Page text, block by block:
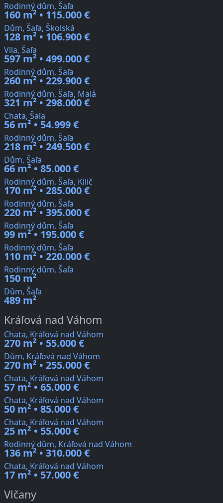
Rodinný dům, Šaľa
160 m² • 115.000 €
Dům, Šaľa, Školská
128 m² • 106.900 €
Vila, Šaľa
597 m² • 499.000 €
Rodinný dům, Šaľa
260 m² • 229.900 €
Rodinný dům, Šaľa, Malá
321 m² • 298.000 €
Chata, Šaľa
56 m² • 54.999 €
Rodinný dům, Šaľa
218 m² • 249.500 €
Dům, Šaľa
66 m² • 85.000 €
Rodinný dům, Šaľa, Kilič
170 m² • 285.000 €
Rodinný dům, Šaľa
220 m² • 395.000 €
Rodinný dům, Šaľa
99 m² • 195.000 €
Rodinný dům, Šaľa
110 m² • 220.000 €
Rodinný dům, Šaľa
150 m²
Dům, Šaľa
489 m²
Kráľová nad Váhom
Chata, Kráľová nad Váhom
270 m² • 55.000 €
Dům, Kráľová nad Váhom
270 m² • 255.000 €
Chata, Kráľová nad Váhom
57 m² • 65.000 €
Chata, Kráľová nad Váhom
50 m² • 85.000 €
Chata, Kráľová nad Váhom
25 m² • 55.000 €
Rodinný dům, Kráľová nad Váhom
136 m² • 310.000 €
Chata, Kráľová nad Váhom
17 m² • 57.000 €
Vlčany